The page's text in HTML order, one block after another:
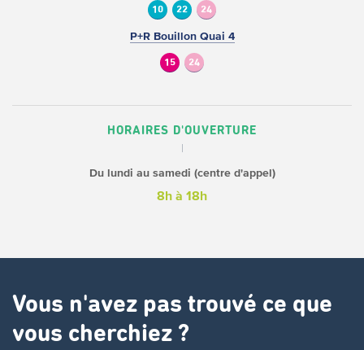
10 22 24
P+R Bouillon Quai 4
15 24
HORAIRES D'OUVERTURE
Du lundi au samedi (centre d'appel)
8h à 18h
Vous n'avez pas trouvé ce que
vous cherchiez ?